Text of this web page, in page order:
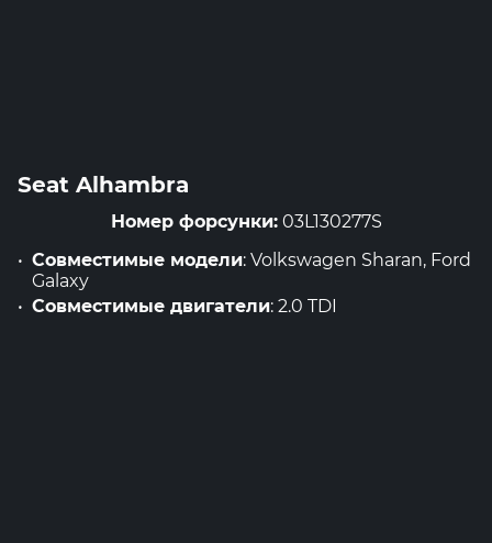
Seat Alhambra
Номер форсунки:03L130277S
Совместимые модели: Volkswagen Sharan, Ford
Galaxy
Совместимые двигатели: 2.0 TDI